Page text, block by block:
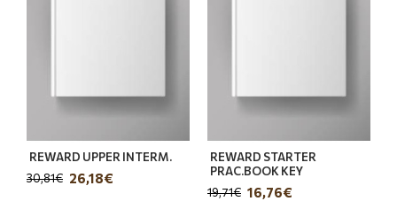
REWARD UPPER INTERM.
26,18€
30,81€
REWARD STARTER
PRAC.BOOK ΚΕΥ
16,76€
19,71€